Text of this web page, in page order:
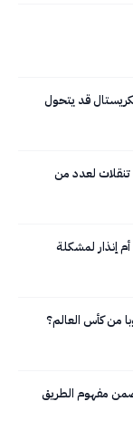
قد يتحول
تنقلات لعدد من
إنذار لمشكلة
من كأس العالم؟
مفهوم الطريق